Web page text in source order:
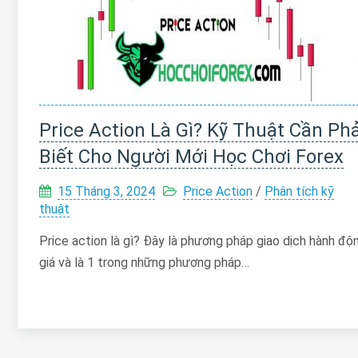
Price Action Là Gì? Kỹ Thuật Cần
Biết Cho Người Mới Học Chơi Forex
15 Tháng 3, 2024 Price Action / Phân tích kỹ
thuật
Price action là gì? Đây là phương pháp giao dịch hành
giá và là 1 trong những phương pháp…